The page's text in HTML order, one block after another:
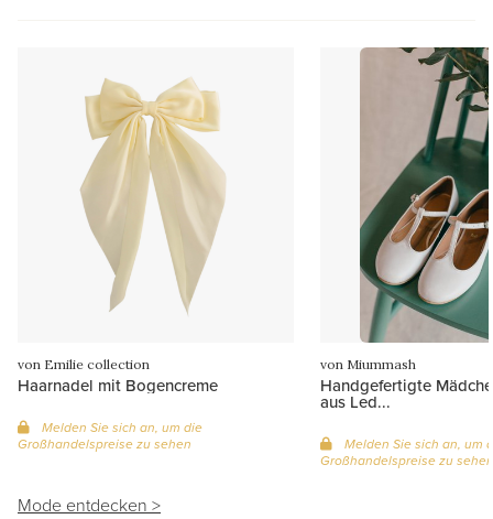
von Emilie collection
Haarnadel mit Bogencreme
Melden Sie sich an, um die
Großhandelspreise zu sehen
von Miummash
Handgefertigte
aus Led...
Melden Sie sich an, um
Großhandelspreise zu sehen
Mode entdecken >